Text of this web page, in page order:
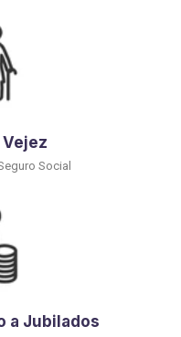
Social
a Jubilados